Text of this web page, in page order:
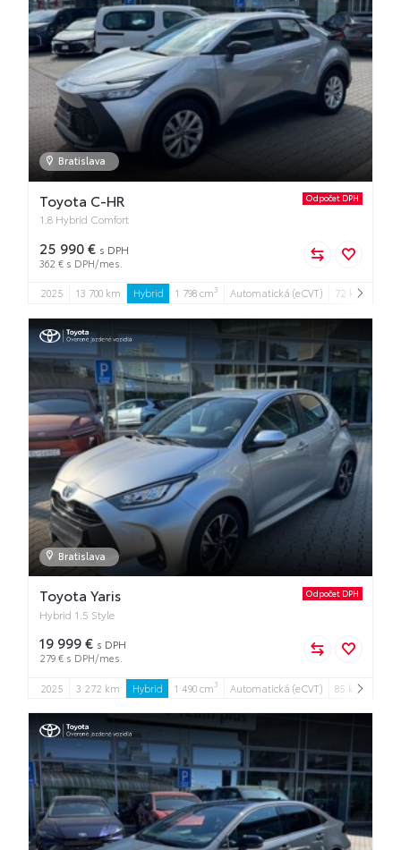
Bratislava
Toyota C-HR
1.8 Hybrid Comfort
Odpočet DPH
25 990 € s DPH
362 € s DPH/mes.
2025 13 700 km Hybrid 1 798 cm3 Automatická (eCVT) 72 kW
Bratislava
Toyota Yaris
Hybrid 1.5 Style
Odpočet DPH
19 999 € s DPH
279 € s DPH/mes.
2025 3 272 km Hybrid 1 490 cm3 Automatická (eCVT) 85 kW